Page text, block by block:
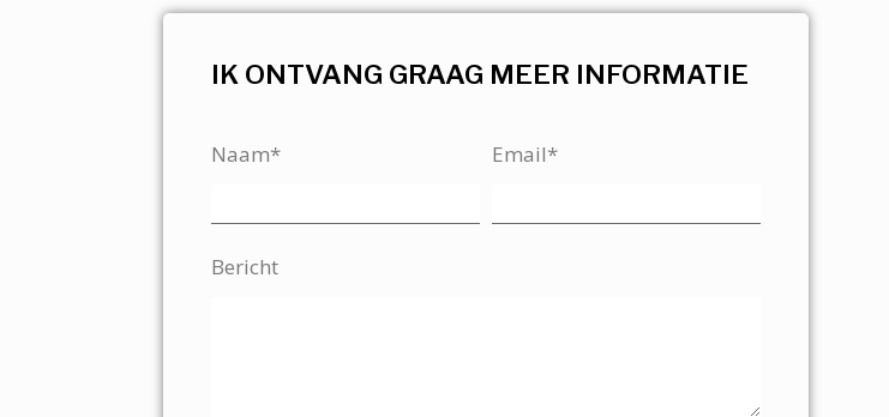
IK ONTVANG GRAAG MEER INFORMATIE
Naam* Email*
Bericht